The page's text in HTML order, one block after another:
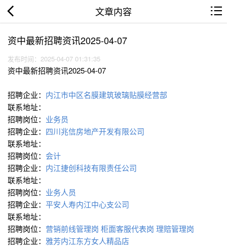
文章内容
资中最新招聘资讯2025-04-07
发布时间：2025-04-07 01:31:35
资中最新招聘资讯2025-04-07
招聘企业： 内江市中区名膜建筑玻璃贴膜经营部
联系地址：
招聘岗位： 业务员
招聘企业： 四川兆信房地产开发有限公司
联系地址：
招聘岗位： 会计
招聘企业： 内江捷创科技有限责任公司
联系地址：
招聘岗位： 业务人员
招聘企业： 平安人寿内江中心支公司
联系地址：
招聘岗位： 营销前线管理岗 柜面客服代表岗 理赔管理岗
招聘企业： 雅芳内江东方女人精品店